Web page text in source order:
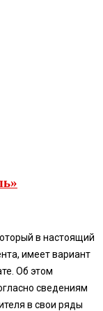
в настоящий
имеет вариант
Об этом
сведениям
в свои ряды